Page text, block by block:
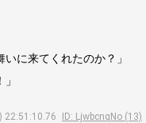
に来てくれたのか？」
22:51:10.76
ID: LjwbcnqNo (13)